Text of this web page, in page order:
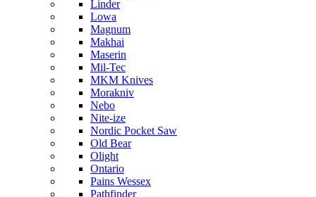
Linder
Lowa
Magnum
Makhai
Maserin
Mil-Tec
MKM Knives
Morakniv
Nebo
Nite-ize
Nordic Pocket Saw
Old Bear
Olight
Ontario
Pains Wessex
Pathfinder